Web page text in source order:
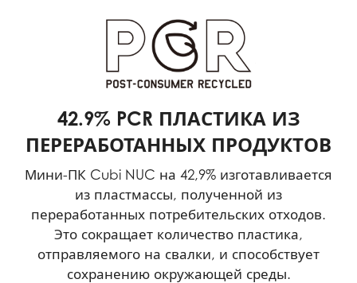
42.9% PCR ПЛАСТИКА ИЗ
ПЕРЕРАБОТАННЫХ ПРОДУКТОВ
Мини-ПК Cubi NUC на 42,9% изготавливается
из пластмассы, полученной из
переработанных потребительских отходов.
Это сокращает количество пластика,
отправляемого на свалки, и способствует
сохранению окружающей среды.